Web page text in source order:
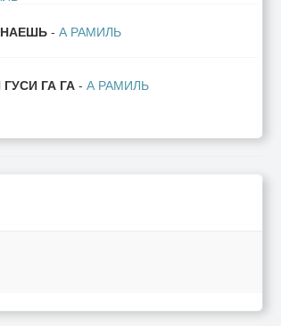
- А РАМИЛЬ
ГУСИ ГА ГА - А РАМИЛЬ